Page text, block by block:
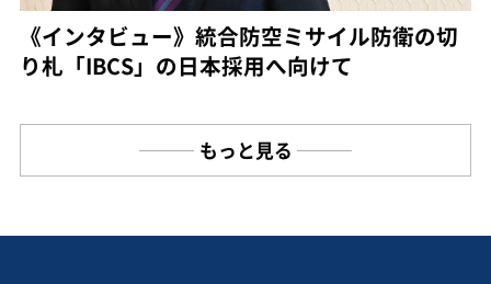
《インタビュー》統合防空ミサイル防衛の切
り札「IBCS」の日本採用へ向けて
もっと見る